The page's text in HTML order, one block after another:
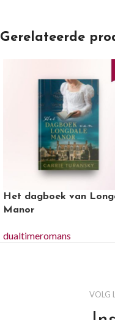
Gerelateerde
Het dagboek van
Manor
dualtimeromans
VOLG